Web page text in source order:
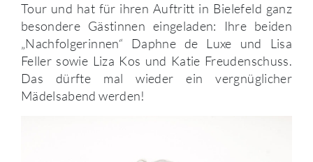
Tour und hat für ihren Auftritt in Bielefeld ganz
besondere Gästinnen eingeladen: Ihre beiden
„Nachfolgerinnen“ Daphne de Luxe und Lisa
Feller sowie Liza Kos und Katie Freudenschuss.
Das dürfte mal wieder ein vergnüglicher
Mädelsabend werden!